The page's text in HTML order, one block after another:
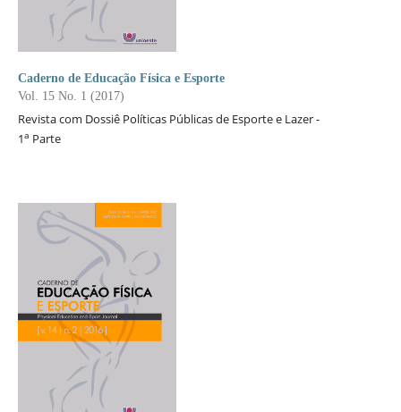
Caderno de Educação Física e Esporte
Vol. 15 No. 1 (2017)
Revista com Dossiê Políticas Públicas de Esporte e Lazer -
1a Parte